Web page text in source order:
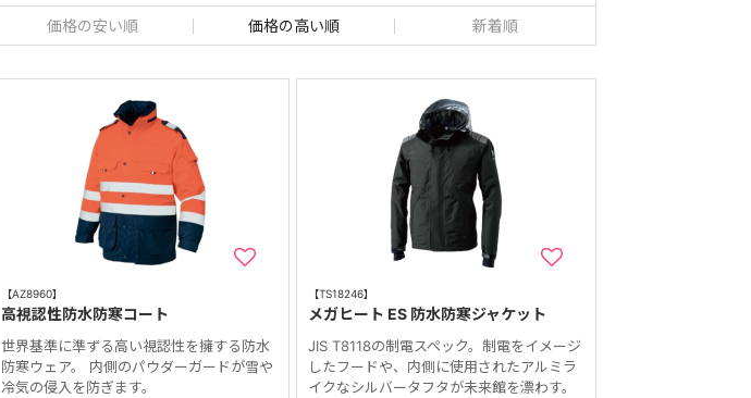
価格の安い順 価格の高い順 新着順
【AZ8960】
高視認性防水防寒コート
世界基準に準ずる高い視認性を擁する防水
防寒ウェア。 内側のパウダーガードが雪や
冷気の侵入を防ぎます。
【TS18246】
メガヒート ES 防水防寒ジャケット
JIS T8118の制電スペック。制電をイメージ
したフードや、内側に使用されたアルミラ
イクなシルバータフタが未来館を漂わす。